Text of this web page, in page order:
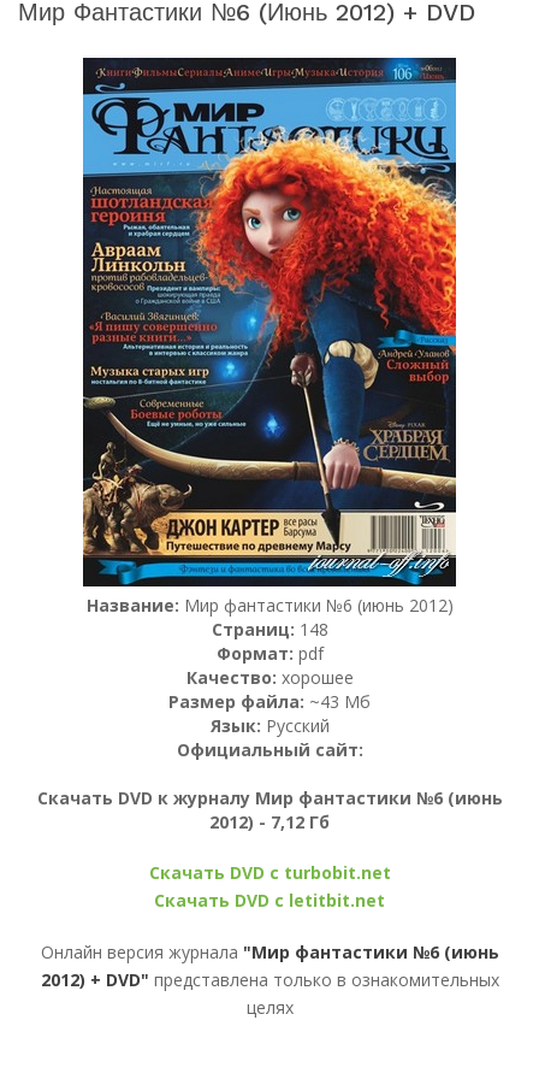
Мир Фантастики №6 (июнь 2012) + DVD
Название: Мир фантастики №6 (июнь 2012)
Страниц: 148
Формат: pdf
Качество: хорошее
Размер файла: ~43 Мб
Язык: Русский
Официальный сайт:
Скачать DVD к журналу Мир фантастики №6 (июнь
2012) - 7,12 Гб
Скачать DVD с turbobit.net
Скачать DVD с letitbit.net
Онлайн версия журнала "Мир фантастики №6 (июнь
2012) + DVD" представлена только в ознакомительных
целях